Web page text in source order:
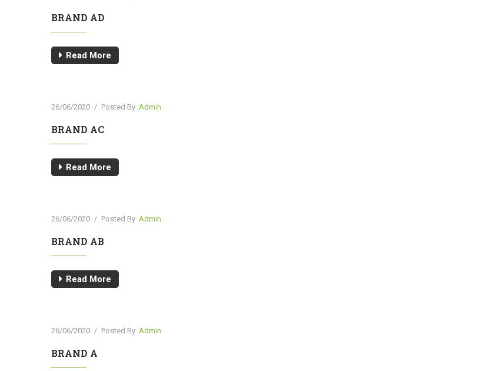
BRAND AD
Read More
26/06/2020 / Posted By: Admin
BRAND AC
Read More
26/06/2020 / Posted By: Admin
BRAND AB
Read More
26/06/2020 / Posted By: Admin
BRAND A